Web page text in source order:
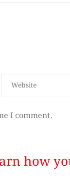
I comment.
how